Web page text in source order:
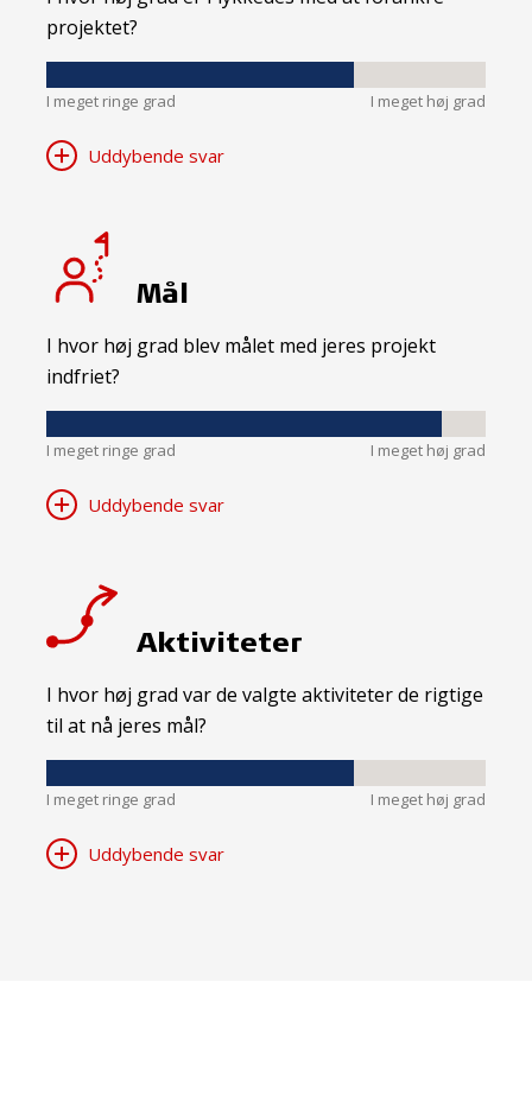
projektet?
I meget ringe grad I meget høj grad
Uddybende svar
Mål
I hvor høj grad blev målet med jeres projekt
indfriet?
I meget ringe grad I meget høj grad
Uddybende svar
Aktiviteter
I hvor høj grad var de valgte aktiviteter de rigtige
til at nå jeres mål?
I meget ringe grad I meget høj grad
Uddybende svar